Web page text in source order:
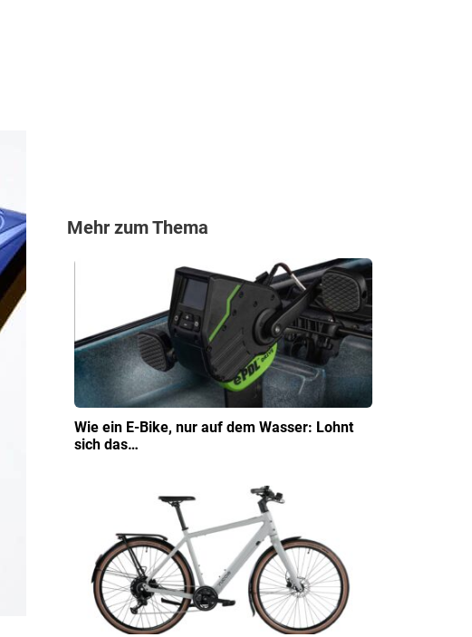
Mehr zum Thema
Wie ein E-Bike, nur auf dem Wasser: Lohnt
sich das…